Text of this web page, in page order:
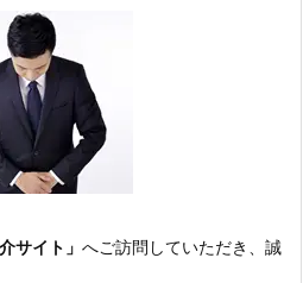
サイト」 へご訪問していただき、誠